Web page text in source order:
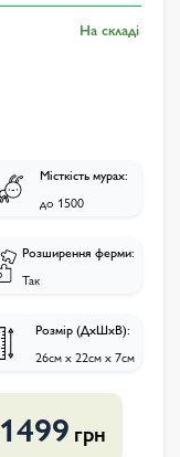
На складі
Місткість мурах:
до 1500
Розширення ферми:
Так
Розмір (ДхШхВ):
26см х 22см х 7см
1499 грн